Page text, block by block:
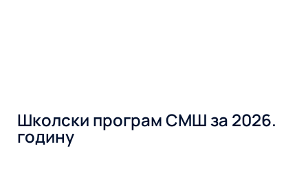
Школски програм СМШ за 2026.
годину